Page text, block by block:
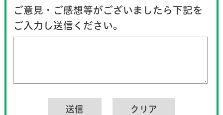
ご意見・ご感想等がございましたら下記を
ご入力し送信ください。